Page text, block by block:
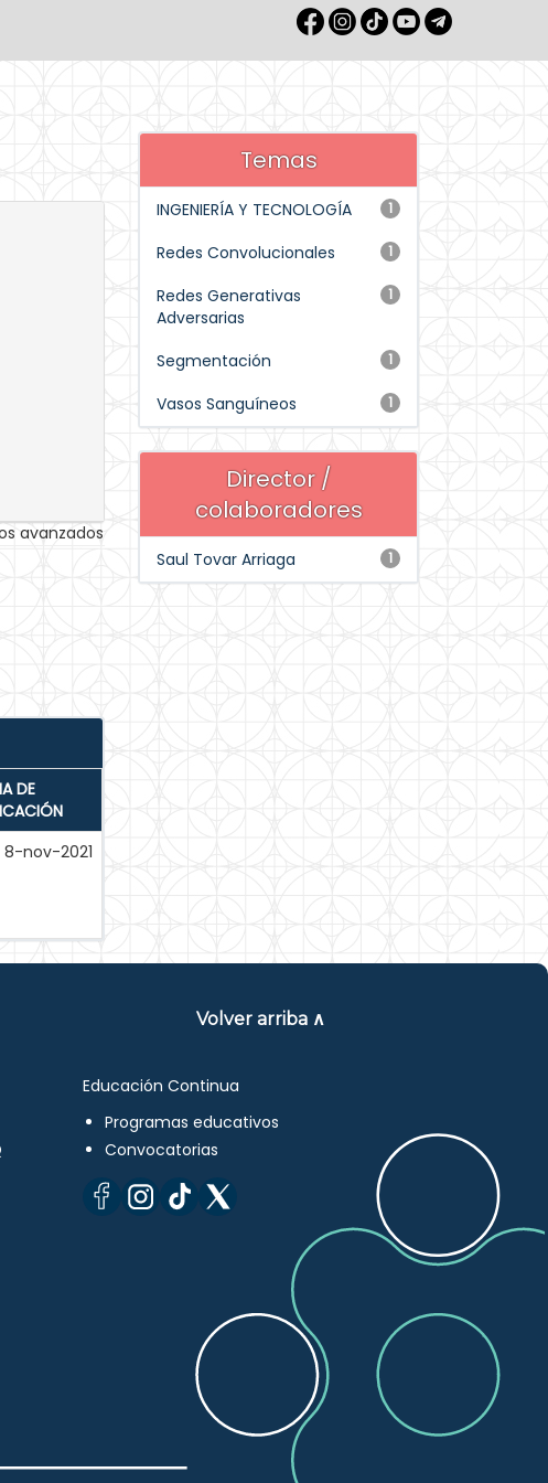
avanzados
DE
8-nov-2021
Temas
1
INGENIERÍA Y TECNOLOGÍA
1
Redes Convolucionales
1
Redes Generativas
Adversarias
1
Segmentación
1
Vasos Sanguíneos
Director /
colaboradores
1
Saul Tovar Arriaga
Volver arriba ∧
Educación Continua
Programas educativos
Convocatorias